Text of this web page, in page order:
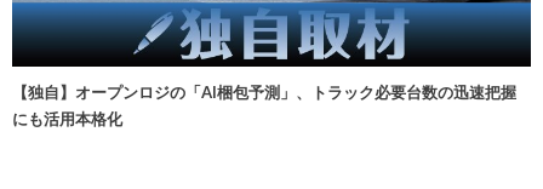
【独自】オープンロジの「AI梱包予測」、トラック必要台数の迅速把握
にも活用本格化